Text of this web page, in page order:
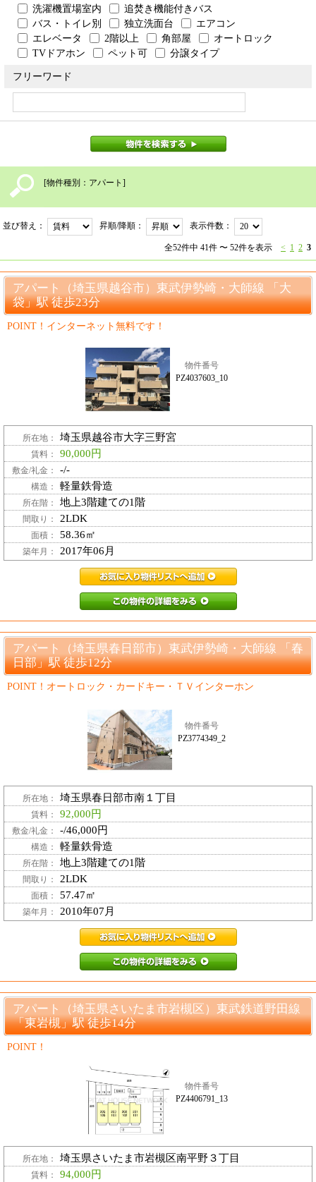
洗濯機置場室内
追焚き機能付きバス
バス・トイレ別
独立洗面台
エアコン
エレベータ
2階以上 角部屋
オートロック
TVドアホン
ペット可 分譲タイプ
フリーワード
[物件種別：アパート]
並び替え： 昇順/降順： 表示件数：
全52件中 41件 〜 52件を表示 < 1 2 3
アパート（埼玉県越谷市）東武伊勢崎・大師線 「大
袋」駅 徒歩23分
POINT！インターネット無料です！
物件番号
PZ4037603_10
所在地： 埼玉県越谷市大字三野宮
賃料： 90,000円
敷金/礼金： -/-
構造： 軽量鉄骨造
所在階： 地上3階建ての1階
間取り： 2LDK
面積： 58.36㎡
築年月： 2017年06月
PZ4037603_10お
PZ4037603_10こ
アパート（埼玉県春日部市）東武伊勢崎・大師線 「春
日部」駅 徒歩12分
POINT！オートロック・カードキー・ＴＶインターホン
物件番号
PZ3774349_2
所在地： 埼玉県春日部市南１丁目
賃料： 92,000円
敷金/礼金： -/46,000円
構造： 軽量鉄骨造
所在階： 地上3階建ての1階
間取り： 2LDK
面積： 57.47㎡
築年月： 2010年07月
PZ3774349_2お
PZ3774349_2こ
アパート（埼玉県さいたま市岩槻区）東武鉄道野田線
「東岩槻」駅 徒歩14分
POINT！
物件番号
PZ4406791_13
所在地： 埼玉県さいたま市岩槻区南平野３丁目
賃料： 94,000円